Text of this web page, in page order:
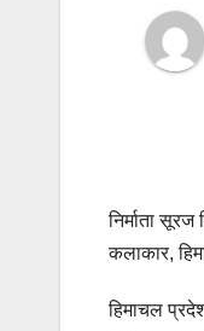
निर्माता
कलाकार,
हिमाचल